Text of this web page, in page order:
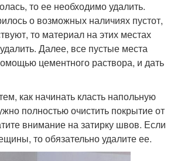
то ее необходимо удалить.
о возможных наличиях пустот,
то материал на этих местах
Далее, все пустые места
цементного раствора, и дать
как начинать класть напольную
полностью очистить покрытие от
внимание на затирку швов. Если
то обязательно удалите ее.